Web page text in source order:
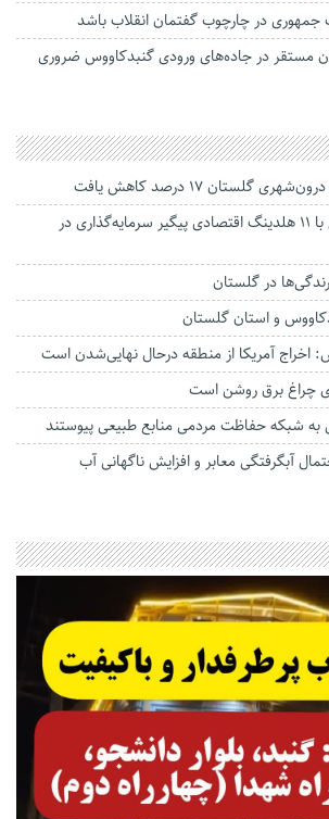
جمهوری در چارچوب گفتمان انقلاب باشد
مستقر در جاده‌های ورودی گنبدکاووس ضروری
گلستان ۱۷ درصد کاهش یافت
استاندار: بابک زنجانی با ۱۱ هلدینگ اقتصادی پیگیر سرمایه‌گذاری در
و استان گلستان
اخراج آمریکا از منطقه درحال نهایی‌شدن است
چراغ برق روشن است
آبگرفتگی معابر و افزایش ناگهانی آب